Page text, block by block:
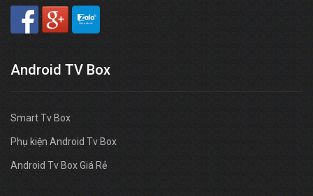
Android TV Box
Smart Tv Box
Phụ kiện Android Tv Box
Android Tv Box Giá Rẻ